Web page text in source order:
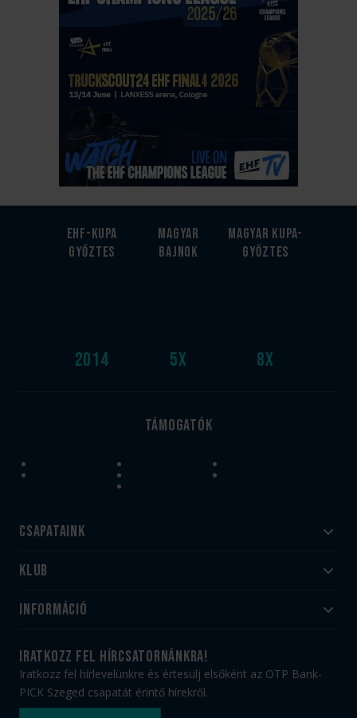
EHF-Kupa
győztes
2014
Magyar
bajnok
5x
Magyar kupa-
győztes
8x
Támogatók
Csapataink
Felnőtt
Utánpótlás
Klub
#HandballFamily
Munkatársaink
PICK Aréna
Sajtóakkreditáció
Információ
Jegy- és bérletvásárlás
Webshop
iratkozz fel hírcsatornánkra!
Iratkozz fel hírlevelünkre és értesülj elsőként az OTP Bank-
PICK Szeged csapatát érintő hírekről.